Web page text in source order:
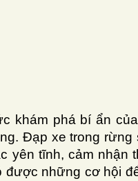
khám phá bí ẩn
Đạp xe trong rừng
yên tĩnh, cảm nhận
được những cơ hội